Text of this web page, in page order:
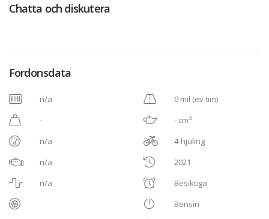
Chatta och diskutera
Fordonsdata
n/a
-
n/a
n/a
n/a
0 mil (ev tim)
- cm3
4-hjuling
2021
Besiktiga
Bensin